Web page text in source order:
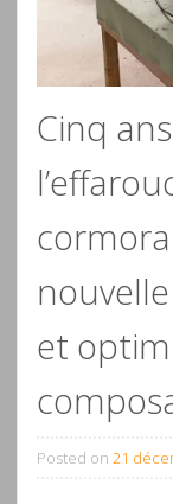
Cinq
et
Posted on21